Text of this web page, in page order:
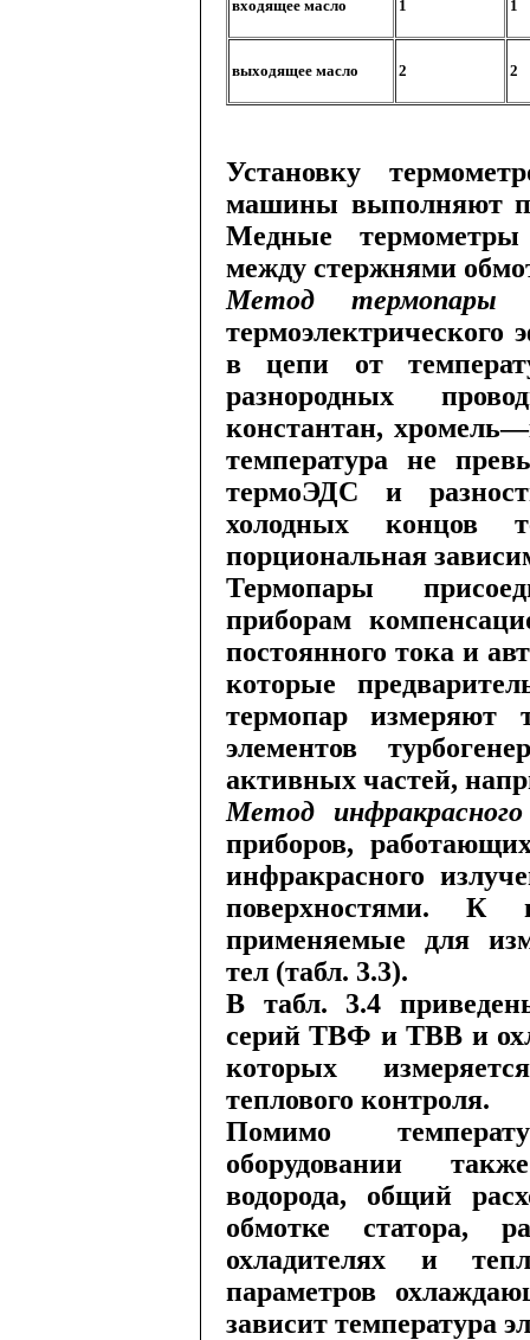
входящее масло 1 1
выходящее масло 2 2
Установку
машины выпол­няют
Медные термометры
между стержнями
Метод
в цепи от
разнородных
константан,
температура не
термоЭДС и
холодных концов
порциональная
Термопары
приборам
постоянного тока и
которые
термопар измеряют
эле­ментов
активных частей,
Метод
приборов,
инфракрасного
поверхностями. К
применяемые для
тел (табл. 3.3).
В табл. 3.4
серий ТВФ и ТВВ и
которых
теплового контроля.
Помимо
оборудовании
водорода, общий
обмотке статора,
охладителях и
параметров
зависит температура